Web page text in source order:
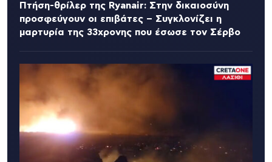
Πτήση-θρίλερ της Ryanair: Στην δικαιοσύνη
προσφεύγουν οι επιβάτες – Συγκλονίζει η
μαρτυρία της 33χρονης που έσωσε τον Σέρβο